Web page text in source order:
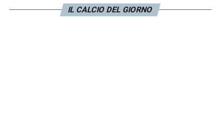
contro il Newcastle, l’ex attaccante
IL CALCIO DEL GIORNO